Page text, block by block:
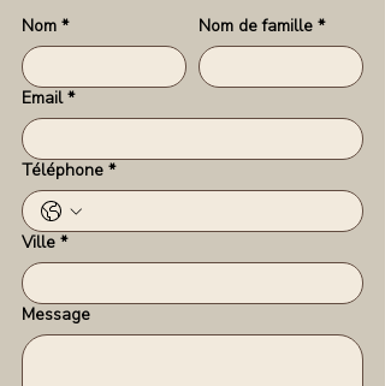
Nom * Nom de famille *
Email *
Téléphone *
Ville *
Message